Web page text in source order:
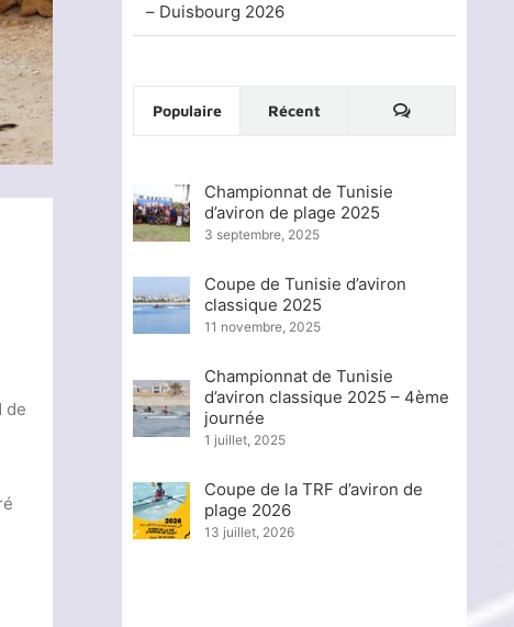
de
– Duisbourg 2026
Populaire Récent
Championnat de Tunisie
d’aviron de plage 2025
3 septembre, 2025
Coupe de Tunisie d’aviron
classique 2025
11 novembre, 2025
Championnat de Tunisie
d’aviron classique 2025 – 4ème
journée
1 juillet, 2025
Coupe de la TRF d’aviron de
plage 2026
13 juillet, 2026